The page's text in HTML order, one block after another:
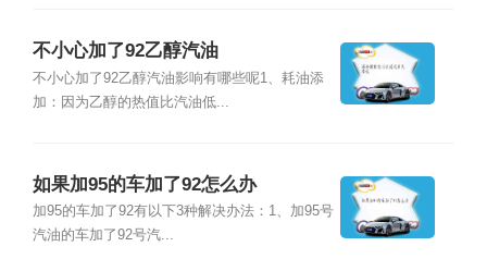
不小心加了92乙醇汽油
不小心加了92乙醇汽油影响有哪些呢1、耗油添
加：因为乙醇的热值比汽油低...
如果加95的车加了92怎么办
加95的车加了92有以下3种解决办法：1、加95号
汽油的车加了92号汽...